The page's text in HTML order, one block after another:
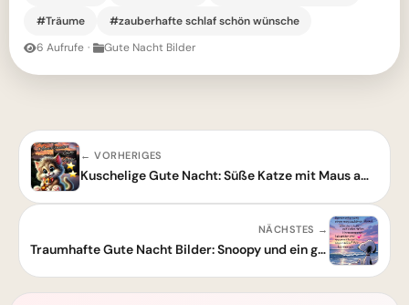
#Träume
#zauberhafte schlaf schön wünsche
6 Aufrufe · Gute Nacht Bilder
← VORHERIGES
Kuschelige Gute Nacht: Süße Katze mit Maus am Abend
NÄCHSTES →
Traumhafte Gute Nacht Bilder: Snoopy und ein gemütlicher Abendgruß am Meer